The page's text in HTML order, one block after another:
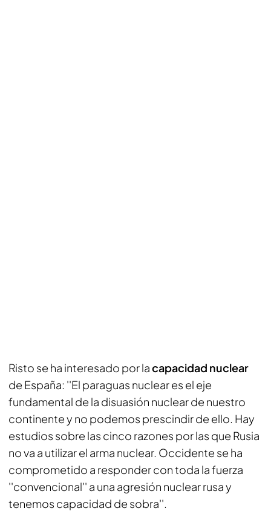
Risto se ha interesado por lacapacidad nuclear
de España: ''El paraguas nuclear es el eje
fundamental de la disuasión nuclear de nuestro
continente y no podemos prescindir de ello. Hay
estudios sobre las cinco razones por las que Rusia
no va a utilizar el arma nuclear. Occidente se ha
comprometido a responder con toda la fuerza
''convencional'' a una agresión nuclear rusa y
tenemos capacidad de sobra''.